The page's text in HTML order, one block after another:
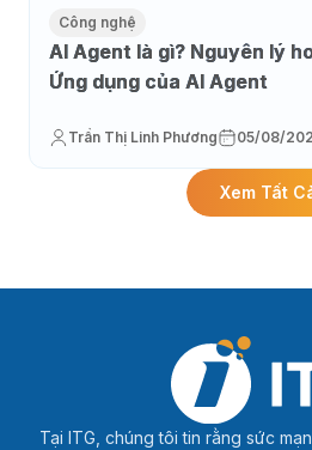
Công nghệ
AI Agent là gì? Nguyên lý
Ứng dụng của AI Agent
Trần Thị Linh Phương 05/08/
Xem Tất
Tại ITG, chúng tôi tin rằng sức